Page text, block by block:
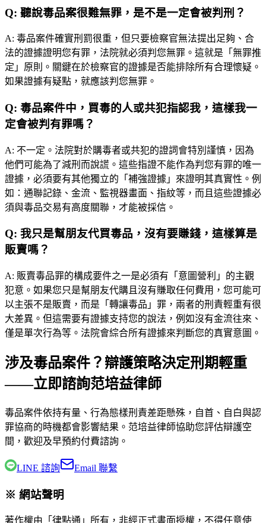
Q: 聽說毒品案很難無罪，是不是一定會被判刑？
A: 毒品案件確實刑罰很重，但只要檢察官無法提出足夠、合
法的證據證明您有罪，法院就必須判您無罪。這就是「無罪推
定」原則。關鍵在於檢察官的證據是否能排除所有合理懷疑。
如果證據有疑點，就應該判您無罪。
Q: 毒品案件中，買毒的人或共犯指認我，這樣我一
定會被判有罪嗎？
A: 不一定。法院對於購毒者或共犯的證詞會特別謹慎，因為
他們可能為了減刑而說謊。這些指證不能作為判您有罪的唯一
證據，必須要有其他獨立的「補強證據」來證明其真實性。例
如：通聯記錄、金流、監視器畫面、指紋等，而且這些證據必
須與毒品交易有高度關聯，才能被採信。
Q: 我只是幫朋友代買毒品，沒有要賺錢，這樣算是
販賣嗎？
A: 販賣毒品罪的構成要件之一是必須有「意圖營利」的主觀
犯意。如果您只是幫朋友代購且沒有賺取任何費用，您可能可
以主張不是販賣，而是「轉讓毒品」罪，兩者的刑責輕重有很
大差異。但這需要有證據支持您的說法，例如沒有金流往來、
僅是單次行為等。法院會綜合所有證據來判斷您的真實意圖。
涉及毒品案件？辯護策略決定刑期輕重
——立即諮詢范培益律師
毒品案件依持有量、行為態樣刑責差距懸殊，自首、自白與認
罪協商的時機都會影響結果。 范培益律師協助您評估辯護空
間，歡迎及早預約付費諮詢。
LINE 諮詢 Email 聯繫
※ 網站聲明
著作權由「律點通」所有，非經正式書面授權，不得任意使